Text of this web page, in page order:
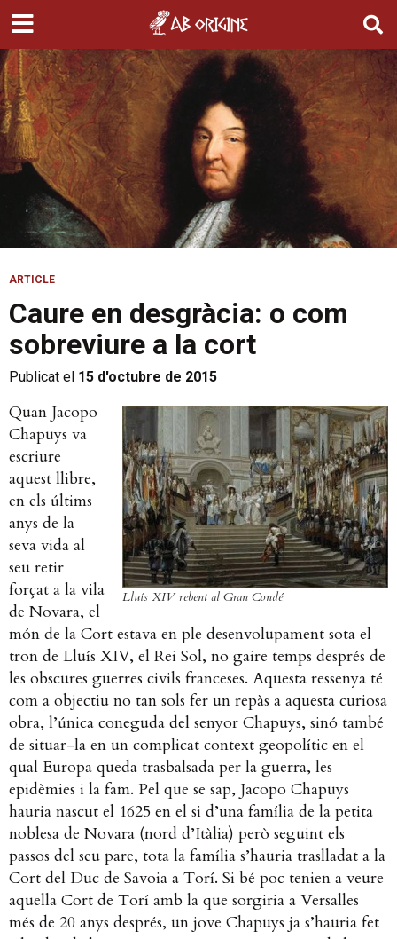
ARTICLE
Caure en desgràcia: o com
sobreviure a la cort
Publicat el 15 d'octubre de 2015
Lluís XIV rebent al Gran Condé
Quan Jacopo
Chapuys va
escriure
aquest llibre,
en els últims
anys de la
seva vida al
seu retir
forçat a la vila
de Novara, el
món de la Cort estava en ple desenvolupament sota el
tron de Lluís XIV, el Rei Sol, no gaire temps després de
les obscures guerres civils franceses. Aquesta ressenya té
com a objectiu no tan sols fer un repàs a aquesta curiosa
obra, l’única coneguda del senyor Chapuys, sinó també
de situar-la en un complicat context geopolític en el
qual Europa queda trasbalsada per la guerra, les
epidèmies i la fam. Pel que se sap, Jacopo Chapuys
hauria nascut el 1625 en el si d’una família de la petita
noblesa de Novara (nord d’Itàlia) però seguint els
passos del seu pare, tota la família s’hauria traslladat a la
Cort del Duc de Savoia a Torí. Si bé poc tenien a veure
aquella Cort de Torí amb la que sorgiria a Versalles
més de 20 anys després, un jove Chapuys ja s’hauria fet